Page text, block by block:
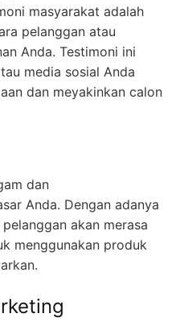
masyarakat adalah
pelanggan atau
Anda. Testimoni ini
media sosial Anda
dan meyakinkan calon
dan
Anda. Dengan adanya
akan merasa
menggunakan produk